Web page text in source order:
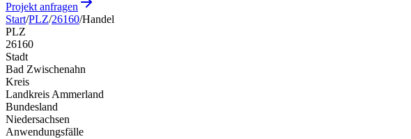
Projekt anfragen
Start/PLZ/26160/Handel
PLZ
26160
Stadt
Bad Zwischenahn
Kreis
Landkreis Ammerland
Bundesland
Niedersachsen
Anwendungsfälle